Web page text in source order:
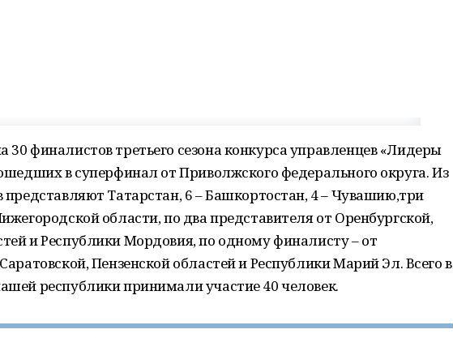
финалистов третьего сезона конкурса управленцев «Лидеры
в суперфинал от Приволжского федерального округа. Из
представляют Татарстан, 6 – Башкортостан, 4 – Чувашию,три
области, по два представителя от Оренбургской,
и Республики Мордовия, по одному финалисту – от
Пензенской областей и Республики Марий Эл. Всего в
республики принимали участие 40 человек.